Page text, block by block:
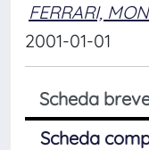
FERRARI,
2001-01-01
Scheda
Scheda